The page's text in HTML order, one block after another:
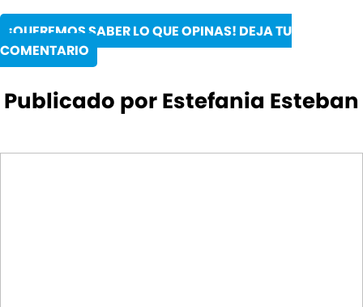
¡QUEREMOS SABER LO QUE OPINAS! DEJA TU
COMENTARIO
Publicado por Estefania Esteban